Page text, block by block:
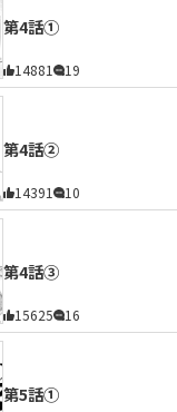
第4話①
14881 19
第4話②
14391 10
第4話③
15625 16
第5話①